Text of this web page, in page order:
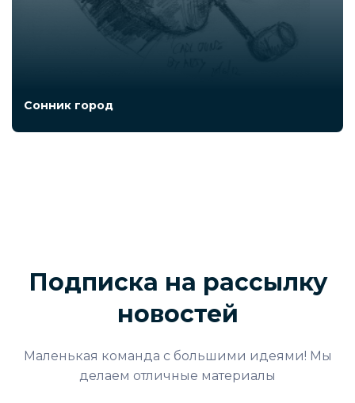
Сонник город
Подписка на рассылку
новостей
Маленькая команда с большими идеями! Мы
делаем отличные материалы